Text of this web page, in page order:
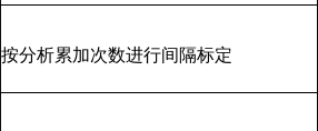
按分析累加次数进行间隔标定